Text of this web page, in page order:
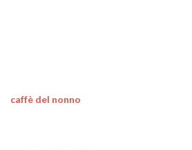
caffè del nonno